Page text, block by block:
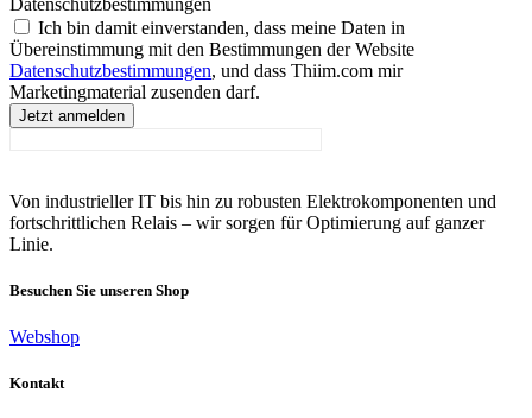
Ich bin damit einverstanden, dass meine Daten in
Übereinstimmung mit den Bestimmungen der Website
Datenschutzbestimmungen, und dass Thiim.com mir
Marketingmaterial zusenden darf.
Jetzt anmelden
Von industrieller IT bis hin zu robusten Elektrokomponenten und
fortschrittlichen Relais – wir sorgen für Optimierung auf ganzer
Linie.
Besuchen Sie unseren Shop
Webshop
Kontakt